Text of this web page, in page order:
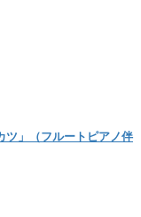
ツ」（フルートピアノ伴